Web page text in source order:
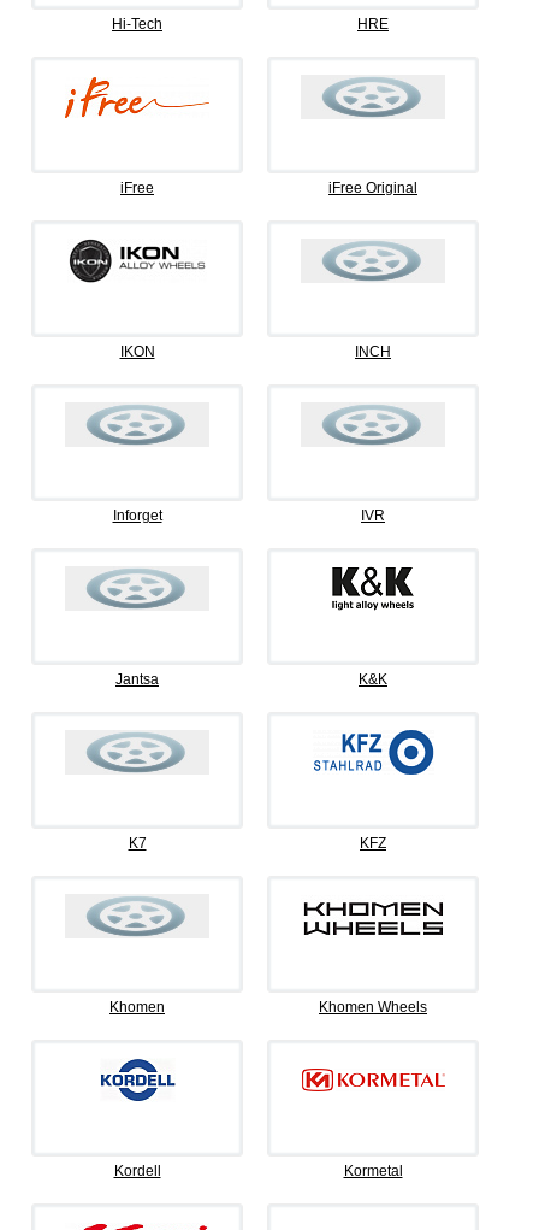
Hi-Tech HRE
iFree iFree Original
IKON INCH
Inforget IVR
Jantsa K&K
K7 KFZ
Khomen Khomen Wheels
Kordell Kormetal